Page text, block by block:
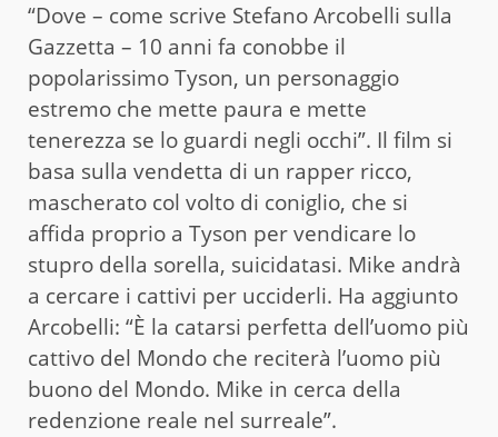
“Dove – come scrive Stefano Arcobelli sulla
Gazzetta – 10 anni fa conobbe il
popolarissimo Tyson, un personaggio
estremo che mette paura e mette
tenerezza se lo guardi negli occhi”. Il film si
basa sulla vendetta di un rapper ricco,
mascherato col volto di coniglio, che si
affida proprio a Tyson per vendicare lo
stupro della sorella, suicidatasi. Mike andrà
a cercare i cattivi per ucciderli. Ha aggiunto
Arcobelli: “È la catarsi perfetta dell’uomo più
cattivo del Mondo che reciterà l’uomo più
buono del Mondo. Mike in cerca della
redenzione reale nel surreale”.